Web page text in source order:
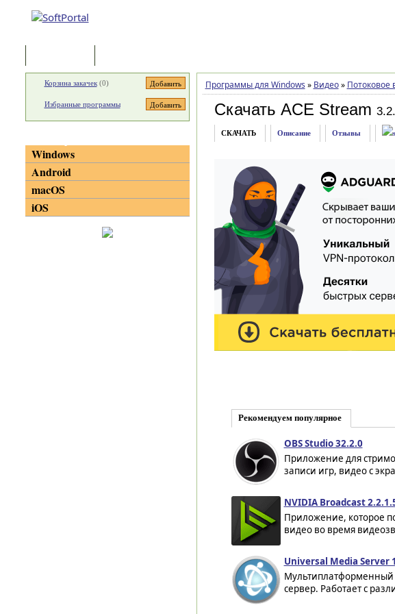
Программы для Windows » Видео » Потоковое
Скачать ACE Stream
СКАЧАТЬ Описание Отзывы
Рекомендуем популярное
OBS Studio 32.2.0
Приложение для
записи игр, видео с
NVIDIA Broadcast
Приложение, которое
видео во время
Universal Media Server
Мультиплатформенный
сервер. Работает с
Корзина закачек(0)
Избранные программы
Windows
Android
macOS
iOS